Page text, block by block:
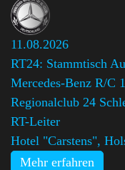
11.08.2026
RT24: Stammtisch
Mercedes-Benz R/C
Regionalclub 24
RT-Leiter
Hotel "Carstens",
Mehr erfahren